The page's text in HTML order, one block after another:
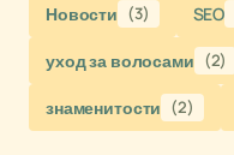
Новости (3) SEO
уход за волосами (2)
знаменитости (2)